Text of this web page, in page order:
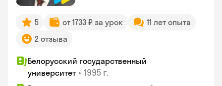
5 от 1733 ₽ за урок
11 лет опыта
2 отзыва
Белорусский государственный
университет • 1995 г.